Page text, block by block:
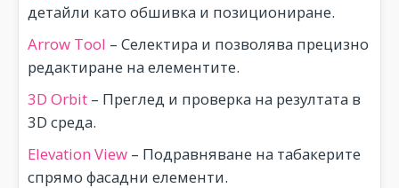
детайли като обшивка и позициониране.
Arrow Tool – Селектира и позволява прецизно
редактиране на елементите.
3D Orbit – Преглед и проверка на резултата в
3D среда.
Elevation View – Подравняване на табакерите
спрямо фасадни елементи.